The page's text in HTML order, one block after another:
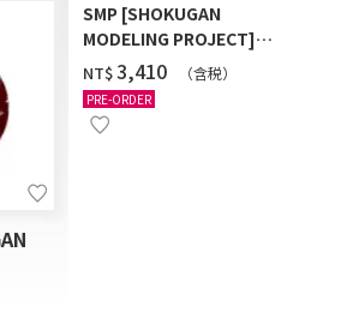
SMP [SHOKUGAN
MODELING PROJECT]
POWER ANIMAL SERIES
EXTRA FULL SET W/O
GUM (WITH BONUS GIFT)
NT$‌3,410 （含税）
PRE-ORDER